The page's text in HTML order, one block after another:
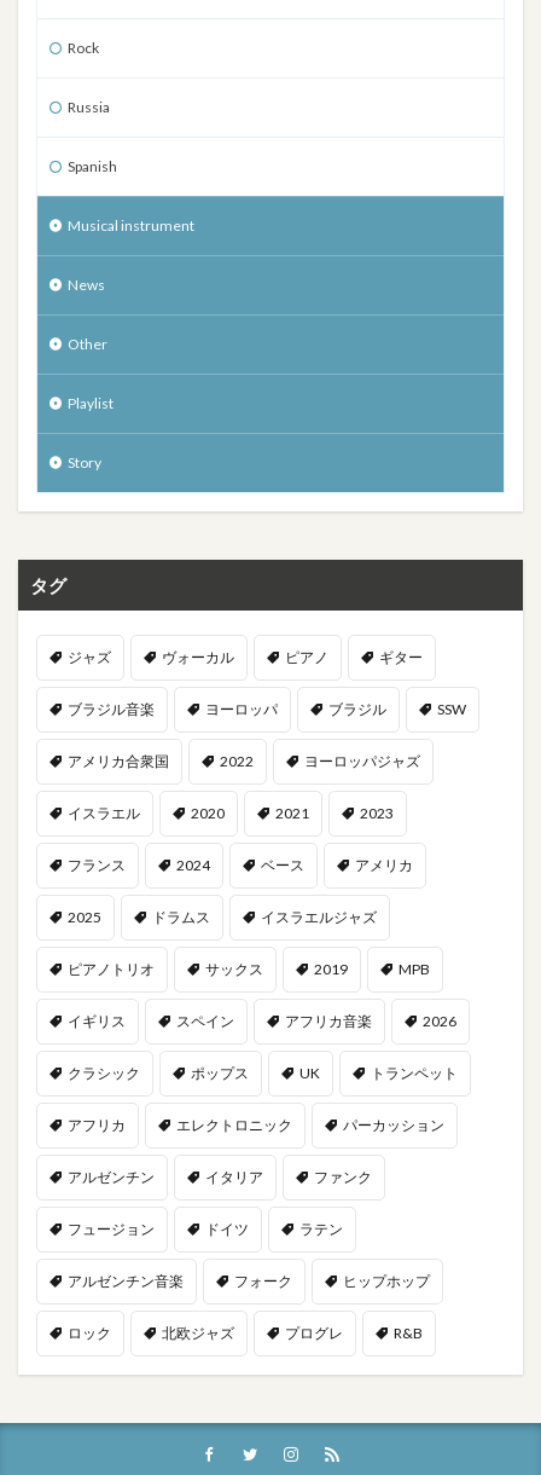
Rock
Russia
Spanish
Musical instrument
News
Other
Playlist
Story
タグ
ジャズ ヴォーカル ピアノ ギター
ブラジル音楽 ヨーロッパ ブラジル SSW
アメリカ合衆国 2022 ヨーロッパジャズ
イスラエル 2020 2021 2023
フランス 2024 ベース アメリカ
2025 ドラムス イスラエルジャズ
ピアノトリオ サックス 2019 MPB
イギリス スペイン アフリカ音楽 2026
クラシック ポップス UK トランペット
アフリカ エレクトロニック パーカッション
アルゼンチン イタリア ファンク
フュージョン ドイツ ラテン
アルゼンチン音楽 フォーク ヒップホップ
ロック 北欧ジャズ プログレ R&B